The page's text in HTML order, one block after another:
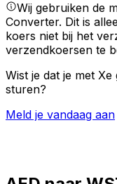
Wij gebruiken de
Converter. Dit is
koers niet bij het
verzendkoersen te
Wist je dat je met
sturen?
Meld je vandaag aan